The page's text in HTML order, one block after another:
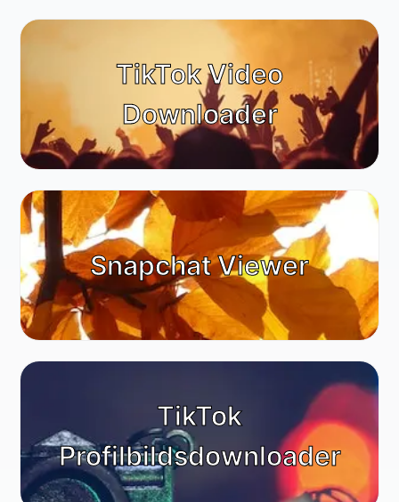
TikTok Video
Downloader
Snapchat Viewer
TikTok
Profilbildsdownloader